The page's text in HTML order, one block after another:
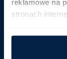
reklamowe na
stronach